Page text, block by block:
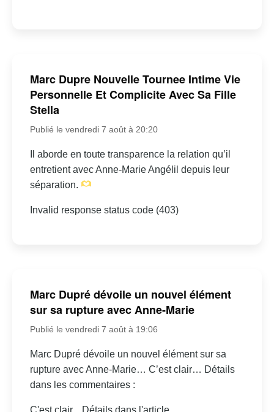
Marc Dupre Nouvelle Tournee Intime Vie
Personnelle Et Complicite Avec Sa Fille
Stella
Publié le vendredi 7 août à 20:20
Il aborde en toute transparence la relation qu’il
entretient avec Anne-Marie Angélil depuis leur
séparation.
Invalid response status code (403)
Marc Dupré dévoile un nouvel élément
sur sa rupture avec Anne-Marie
Publié le vendredi 7 août à 19:06
Marc Dupré dévoile un nouvel élément sur sa
rupture avec Anne-Marie… C’est clair… Détails
dans les commentaires :